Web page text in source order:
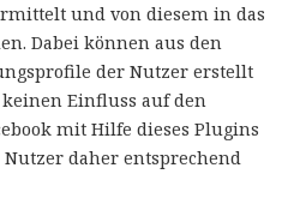
und von diesem in das
Dabei können aus den
der Nutzer erstellt
Einfluss auf den
mit Hilfe dieses Plugins
daher entsprechend